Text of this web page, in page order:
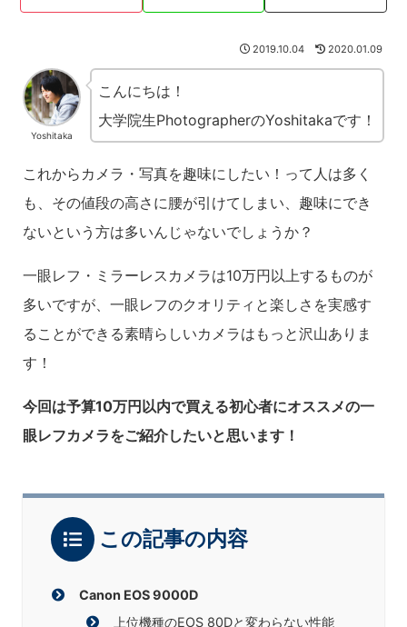
2019.10.04 2020.01.09
Yoshitaka
こんにちは！
大学院生PhotographerのYoshitakaです！
これからカメラ・写真を趣味にしたい！って人は多く
も、その値段の高さに腰が引けてしまい、趣味にでき
ないという方は多いんじゃないでしょうか？
一眼レフ・ミラーレスカメラは10万円以上するものが
多いですが、一眼レフのクオリティと楽しさを実感す
ることができる素晴らしいカメラはもっと沢山ありま
す！
今回は予算10万円以内で買える初心者にオススメの一
眼レフカメラをご紹介したいと思います！
この記事の内容
Canon EOS 9000D
上位機種のEOS 80Dと変わらない性能